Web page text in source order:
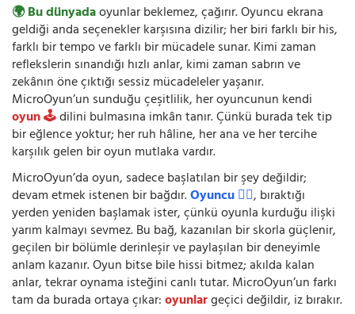
🌍 Bu dünyadaoyunlar beklemez, çağırır. Oyuncu ekrana
geldiği anda seçenekler karşısına dizilir; her biri farklı bir his,
farklı bir tempo ve farklı bir mücadele sunar. Kimi zaman
reflekslerin sınandığı hızlı anlar, kimi zaman sabrın ve
zekânın öne çıktığı sessiz mücadeleler yaşanır.
MicroOyun’un sunduğu çeşitlilik, her oyuncunun kendi
oyun 🕹️dilini bulmasına imkân tanır. Çünkü burada tek tip
bir eğlence yoktur; her ruh hâline, her ana ve her tercihe
karşılık gelen bir oyun mutlaka vardır.
MicroOyun’da oyun, sadece başlatılan bir şey değildir;
devam etmek istenen bir bağdır.Oyuncu 🧍‍♂️, bıraktığı
yerden yeniden başlamak ister, çünkü oyunla kurduğu ilişki
yarım kalmayı sevmez. Bu bağ, kazanılan bir skorla güçlenir,
geçilen bir bölümle derinleşir ve paylaşılan bir deneyimle
anlam kazanır. Oyun bitse bile hissi bitmez; akılda kalan
anlar, tekrar oynama isteğini canlı tutar. MicroOyun’un farkı
tam da burada ortaya çıkar:oyunlargeçici değildir, iz bırakır.